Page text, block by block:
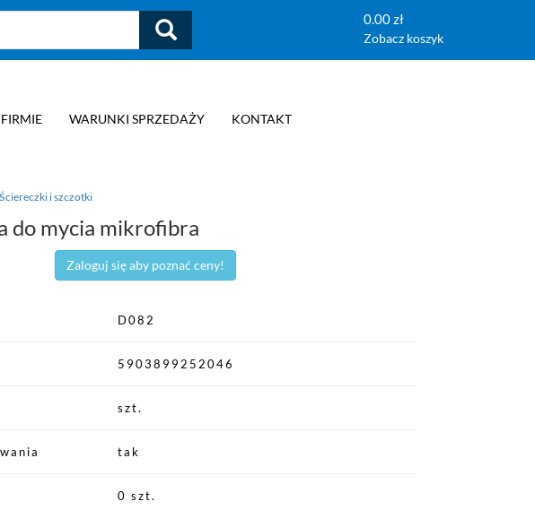
0.00 zł
Zobacz koszyk
WARUNKI SPRZEDAŻY KONTAKT
Ściereczki i szczotki
do mycia mikrofibra
Zaloguj się aby poznać ceny!
D082
5903899252046
szt.
tak
0 szt.